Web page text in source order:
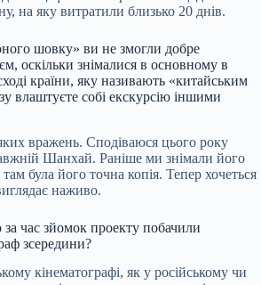
на яку витратили близько 20 днів.
шовку» ви не змогли добре
оскільки знімалися в основному в
країни, яку називають «китайським
влаштуєте собі екскурсію іншими
вражень. Сподіваюся цього року
Шанхай. Раніше ми знімали його
там була його точна копія. Тепер хочеться
наживо.
час зйомок проекту побачили
зсередини?
кінематографі, як у російському чи